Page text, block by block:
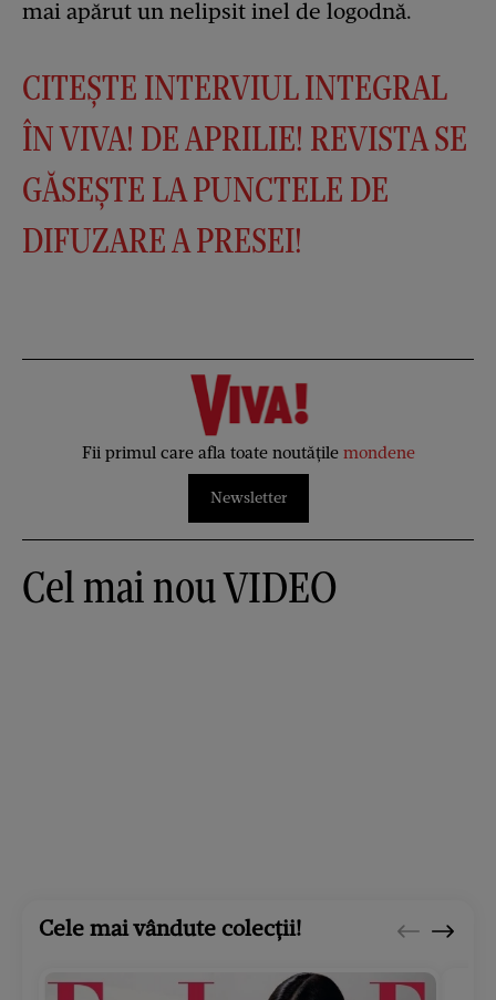
mai apărut un nelipsit inel de logodnă.
CITEȘTE INTERVIUL INTEGRAL
ÎN VIVA! DE APRILIE! REVISTA SE
GĂSEȘTE LA PUNCTELE DE
DIFUZARE A PRESEI!
Fii primul care afla toate noutățile mondene
Newsletter
Cel mai nou VIDEO
Cele mai vândute colecții!